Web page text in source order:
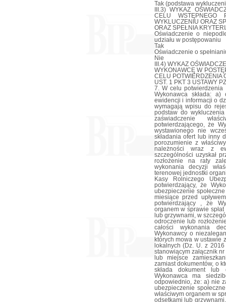
Tak (podstawa
III.3) WYKAZ
CELU WSTĘPNEGO
WYKLUCZENIU ORAZ
ORAZ SPEŁNIA
Oświadczenie o
udziału w postępowaniu
Tak
Oświadczenie o
Nie
III.4) WYKAZ
WYKONAWCĘ W
CELU POTWIERDZENIA
UST. 1 PKT 3 USTAWY
7. W celu potwierdzenia
Wykonawca składa:
ewidencji i informacji o
wymagają wpisu do
podstaw do
zaświadczenie
potwierdzającego, że
wystawionego nie
składania ofert lub inny
porozumienie z
należności wraz z
szczególności uzyskał
rozłożenie na raty
wykonania decyzji
terenowej jednostki
Kasy Rolniczego
potwierdzający, że
ubezpieczenie
miesiące przed
potwierdzający , że
organem w sprawie
lub grzywnami, w
odroczenie lub
całości wykonania
Wykonawcy o
których mowa w ustawie
lokalnych (Dz. U. z
stanowiącym załącznik
lub miejsce
zamiast dokumentów, o
składa dokument lub
Wykonawca ma
odpowiednio, że: a) nie
ubezpieczenie
właściwym organem w
odsetkami lub